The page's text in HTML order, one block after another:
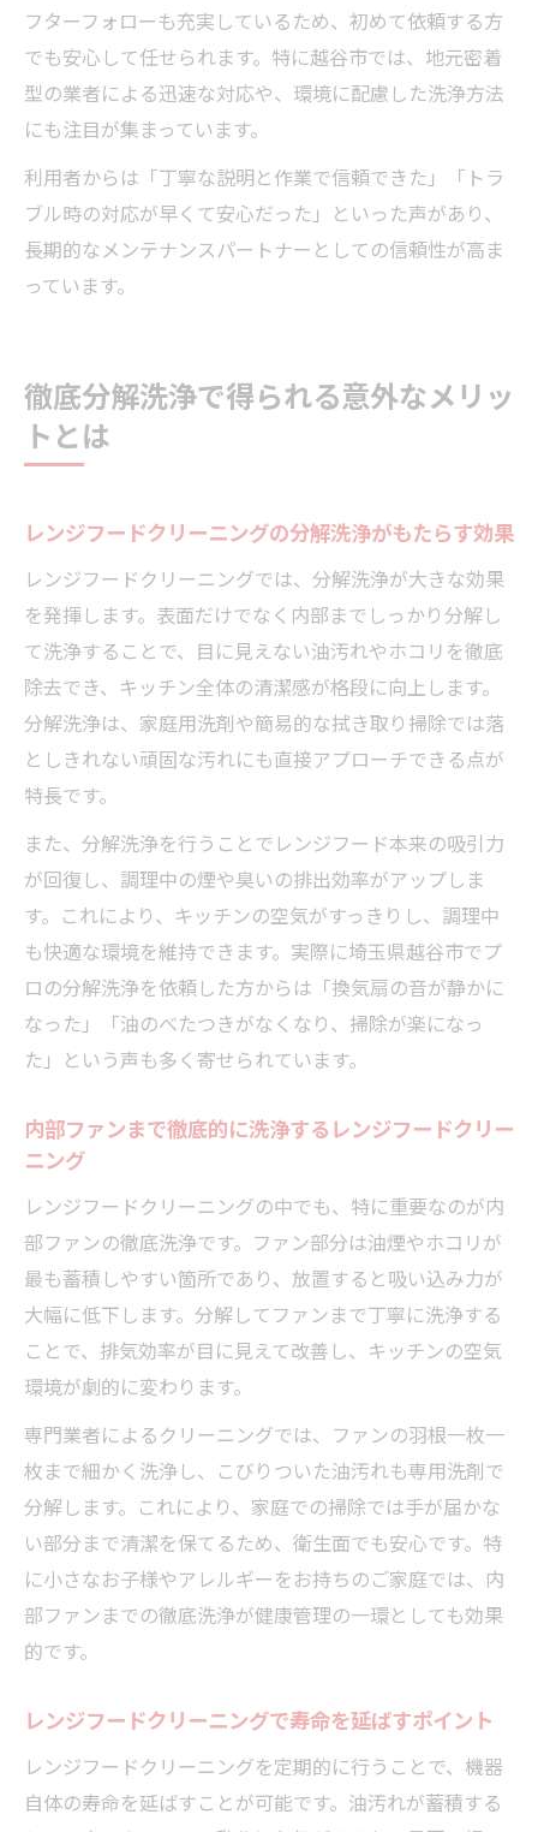
フターフォローも充実しているため、初めて依頼する方
でも安心して任せられます。特に越谷市では、地元密着
型の業者による迅速な対応や、環境に配慮した洗浄方法
にも注目が集まっています。
利用者からは「丁寧な説明と作業で信頼できた」「トラ
ブル時の対応が早くて安心だった」といった声があり、
長期的なメンテナンスパートナーとしての信頼性が高ま
っています。
徹底分解洗浄で得られる意外なメリッ
トとは
レンジフードクリーニングの分解洗浄がもたらす効果
レンジフードクリーニングでは、分解洗浄が大きな効果
を発揮します。表面だけでなく内部までしっかり分解し
て洗浄することで、目に見えない油汚れやホコリを徹底
除去でき、キッチン全体の清潔感が格段に向上します。
分解洗浄は、家庭用洗剤や簡易的な拭き取り掃除では落
としきれない頑固な汚れにも直接アプローチできる点が
特長です。
また、分解洗浄を行うことでレンジフード本来の吸引力
が回復し、調理中の煙や臭いの排出効率がアップしま
す。これにより、キッチンの空気がすっきりし、調理中
も快適な環境を維持できます。実際に埼玉県越谷市でプ
ロの分解洗浄を依頼した方からは「換気扇の音が静かに
なった」「油のべたつきがなくなり、掃除が楽になっ
た」という声も多く寄せられています。
内部ファンまで徹底的に洗浄するレンジフードクリー
ニング
レンジフードクリーニングの中でも、特に重要なのが内
部ファンの徹底洗浄です。ファン部分は油煙やホコリが
最も蓄積しやすい箇所であり、放置すると吸い込み力が
大幅に低下します。分解してファンまで丁寧に洗浄する
ことで、排気効率が目に見えて改善し、キッチンの空気
環境が劇的に変わります。
専門業者によるクリーニングでは、ファンの羽根一枚一
枚まで細かく洗浄し、こびりついた油汚れも専用洗剤で
分解します。これにより、家庭での掃除では手が届かな
い部分まで清潔を保てるため、衛生面でも安心です。特
に小さなお子様やアレルギーをお持ちのご家庭では、内
部ファンまでの徹底洗浄が健康管理の一環としても効果
的です。
レンジフードクリーニングで寿命を延ばすポイント
レンジフードクリーニングを定期的に行うことで、機器
自体の寿命を延ばすことが可能です。油汚れが蓄積する